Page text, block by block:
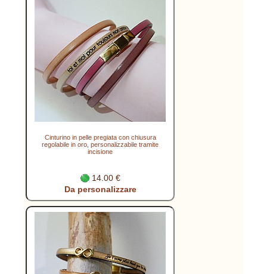
Cinturino in pelle pregiata con chiusura
regolabile in oro, personalizzabile tramite
incisione
14.00 €
Da personalizzare